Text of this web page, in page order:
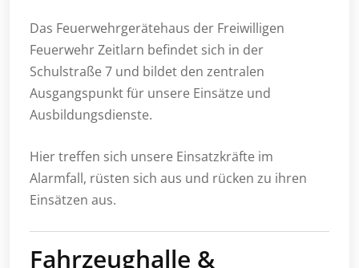
Das Feuerwehrgerätehaus der Freiwilligen
Feuerwehr Zeitlarn befindet sich in der
Schulstraße 7 und bildet den zentralen
Ausgangspunkt für unsere Einsätze und
Ausbildungsdienste.
Hier treffen sich unsere Einsatzkräfte im
Alarmfall, rüsten sich aus und rücken zu ihren
Einsätzen aus.
Fahrzeughalle &